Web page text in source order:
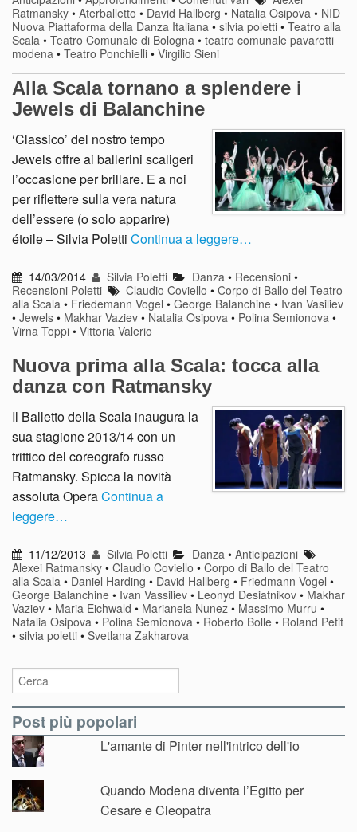
Ratmansky • Aterballetto • David Hallberg • Natalia Osipova • NID
Nuova Piattaforma della Danza Italiana • silvia poletti • Teatro alla
Scala • Teatro Comunale di Bologna • teatro comunale pavarotti
modena • Teatro Ponchielli • Virgilio Sieni
Alla Scala tornano a splendere i
Jewels di Balanchine
‘Classico’ del nostro tempo
Jewels offre ai ballerini scaligeri
l’occasione per brillare. E a noi
per riflettere sulla vera natura
dell’essere (o solo apparire)
étoile – Silvia Poletti Continua a leggere…
14/03/2014 Silvia Poletti Danza • Recensioni•
Recensioni Poletti
Claudio Coviello •Corpo di Ballo del Teatro
alla Scala • Friedemann Vogel • George Balanchine • Ivan Vasiliev
• Jewels • Makhar Vaziev • Natalia Osipova • Polina Semionova •
Virna Toppi • Vittoria Valerio
Nuova prima alla Scala: tocca alla
danza con Ratmansky
Il Balletto della Scala inaugura la
sua stagione 2013/14 con un
trittico del coreografo russo
Ratmansky. Spicca la novità
assoluta OperaContinua a
leggere…
11/12/2013 Silvia Poletti Danza • Anticipazioni
Alexei Ratmansky • Claudio Coviello • Corpo di Ballo del Teatro
alla Scala • Daniel Harding • David Hallberg • Friedmann Vogel •
George Balanchine • Ivan Vassiliev • Leonyd Desiatnikov • Makhar
Vaziev • Maria Eichwald • Marianela Nunez • Massimo Murru •
Natalia Osipova • Polina Semionova • Roberto Bolle • Roland Petit
• silvia poletti • Svetlana Zakharova
Post più popolari
L'amante di Pinter nell'intrico dell'io
Quando Modena diventa l’Egitto per
Cesare e Cleopatra